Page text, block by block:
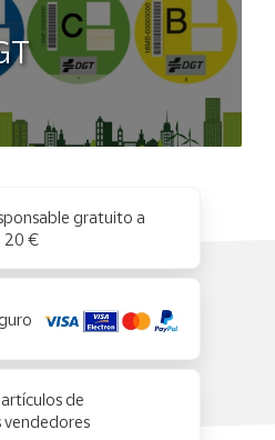
gratuito a
20 €
de